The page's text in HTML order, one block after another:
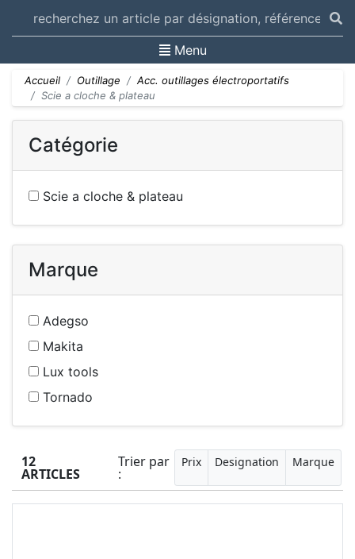
Toggle navigation
Menu
Accueil Outillage
Acc. outillages électroportatifs
Scie a cloche & plateau
Catégorie
Scie a cloche & plateau
Marque
Adegso
Makita
Lux tools
Tornado
12
ARTICLES
Trier par
:
Prix Designation Marque